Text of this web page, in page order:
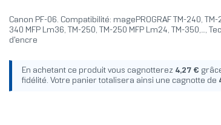
Canon PF-06. Compatibilité: magePROGRAF TM-240,
340 MFP Lm36, TM-250, TM-250 MFP Lm24, TM-350,...,
d'encre
En achetant ce produit vous cagnotterez 4,27 €
fidélité. Votre panier totalisera ainsi une cagnotte de